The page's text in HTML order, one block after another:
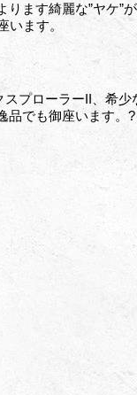
ます綺麗な”ヤケ”
います。
プローラーII、希少
品でも御座います。?